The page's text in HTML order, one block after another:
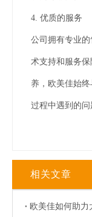
4. 优质的服务
公司拥有专业
术支持和服务
养，欧美佳始
过程中遇到的问
相关文章
欧美佳如何助